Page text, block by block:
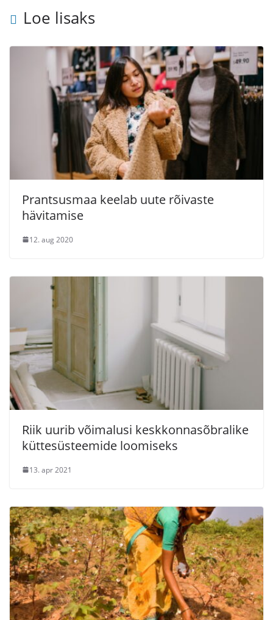
Loe lisaks
Prantsusmaa keelab uute rõivaste
hävitamise
12. aug 2020
Riik uurib võimalusi keskkonnasõbralike
küttesüsteemide loomiseks
13. apr 2021